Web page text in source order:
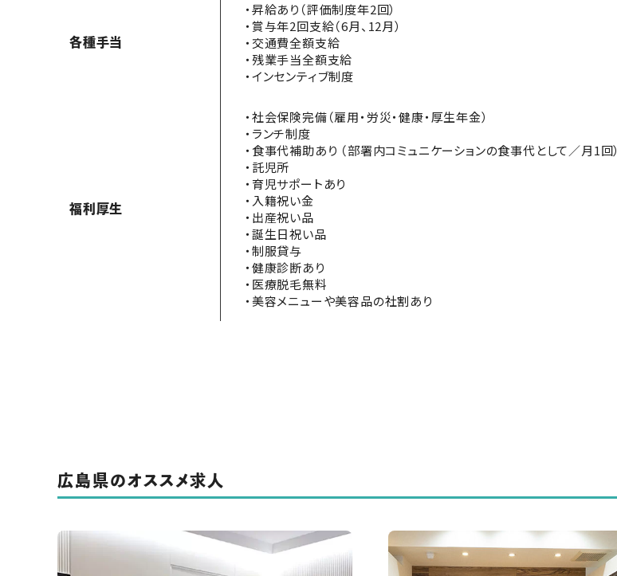
各種手当
・昇給あり（評価制度年2回）
・賞与年2回支給（6月、12月）
・交通費全額支給
・残業手当全額支給
・インセンティブ制度
福利厚生
・社会保険完備（雇用・労災・健康・厚生年金）
・ランチ制度
・食事代補助あり （部署内コミュニケーションの食事代として／月1回）
・託児所
・育児サポートあり
・入籍祝い金
・出産祝い品
・誕生日祝い品
・制服貸与
・健康診断あり
・医療脱毛無料
・美容メニューや美容品の社割あり
広島県のオススメ求人